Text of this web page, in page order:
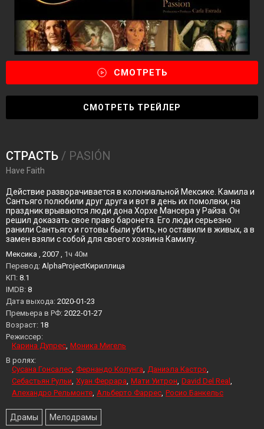
СМОТРЕТЬ
СМОТРЕТЬ ТРЕЙЛЕР
СТРАСТЬ / PASIÓN
Have Faith
Действие разворачивается в колониальной Мексике. Камила и
Сантьяго полюбили друг друга и вот в день их помолвки, на
праздник врываются люди дона Хорхе Мансера у Райза. Он
решил доказать свое право баронета. Его люди серьезно
ранили Сантьяго и готовы были убить, но оставили в живых, а в
замен взяли с собой для своего хозяина Камилу.
Мексика , 2007 , 1ч 40м
Перевод: AlphaProjectКириллица
KП: 8.1
IMDB: 8
Дата выхода: 2020-01-23
Премьера в РФ: 2022-01-27
Возраст: 18
Режиссер:
Карина Дупрес Моника Мигель
В ролях:
Сусана Гонсалес Фернандо Колунга Даниэла Кастро
Себастьян Рульи Хуан Феррара Мати Уитрон David Del Real
Алехандро Рельмонте Альберто Фаррес Росио Банкельс
Драмы Мелодрамы